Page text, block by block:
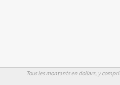
Tous les montants en dollars, y